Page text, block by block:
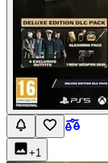
+1